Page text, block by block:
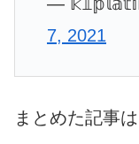
7, 2021
まとめた記事は